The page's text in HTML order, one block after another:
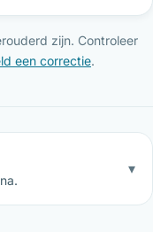
zijn. Controleer
een correctie.
▾